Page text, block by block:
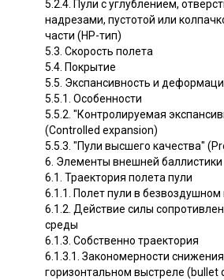
5.2.4. Пули с углублением,
надрезами, пустотой или
части (HP-тип)
5.3. Скорость полета
5.4. Покрытие
5.5. Экспансивность и
5.5.1. Особенности
5.5.2. "Контролируемая
(Controlled expansion)
5.5.3. "Пули высшего качества"
6. Элементы внешней баллистики
6.1. Траектория полета пули
6.1.1. Полет пули в безвоздушном
6.1.2. Действие силы
среды
6.1.3. Собственно траектория
6.1.3.1. Закономерности
горизонтальном выстреле (bullet